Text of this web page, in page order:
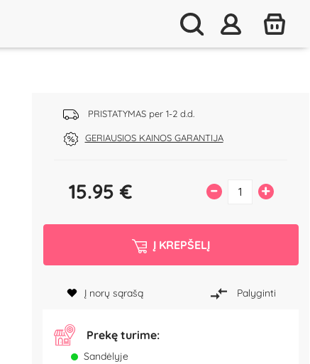
PRISTATYMAS per 1-2 d.d.
GERIAUSIOS KAINOS GARANTIJA
15.95 € – +
Į KREPŠELĮ
Į norų sąrašą Palyginti
Prekę turime:
Sandėlyje